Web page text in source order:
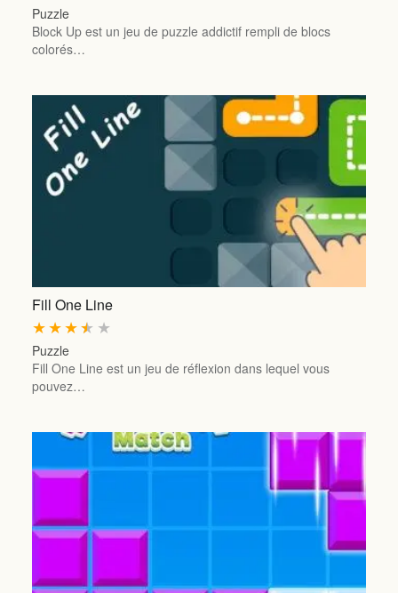
Puzzle
Block Up est un jeu de puzzle addictif rempli de blocs
colorés…
Fill One Line
★
★
★
★
★
Puzzle
Fill One Line est un jeu de réflexion dans lequel vous
pouvez…